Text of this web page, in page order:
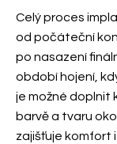
Celý proces
od počáteční
po nasazení
období hojení,
je možné doplnit
barvě a tvaru
zajišťuje komfort